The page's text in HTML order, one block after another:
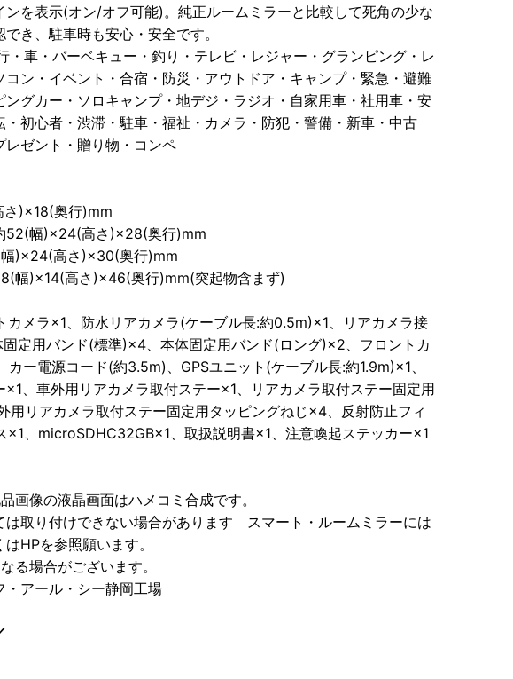
ンを表示(オン/オフ可能)。純正ルームミラーと比較して死角の少な
き、駐車時も安心・安全です。
車・バーベキュー・釣り・テレビ・レジャー・グランピング・レ
コン・イベント・合宿・防災・アウトドア・キャンプ・緊急・避難
グカー・ソロキャンプ・地デジ・ラジオ・自家用車・社用車・安
初心者・渋滞・駐車・福祉・カメラ・防犯・警備・新車・中古
ゼント・贈り物・コンペ
さ)×18(奥行)mm
52(幅)×24(高さ)×28(奥行)mm
幅)×24(高さ)×30(奥行)mm
幅)×14(高さ)×46(奥行)mm(突起物含まず)
カメラ×1、防水リアカメラ(ケーブル長:約0.5m)×1、リアカメラ接
定用バンド(標準)×4、本体固定用バンド(ロング)×2、フロントカ
カー電源コード(約3.5m)、GPSユニット(ケーブル長:約1.9m)×1、
、車外用リアカメラ取付ステー×1、リアカメラ取付ステー固定用
用リアカメラ取付ステー固定用タッピングねじ×4、反射防止フィ
×1、microSDHC32GB×1、取扱説明書×1、注意喚起ステッカー×1
画像の液晶画面はハメコミ合成です。
は取り付けできない場合があります スマート・ルームミラーには
HPを参照願います。
る場合がございます。
・アール・シー静岡工場